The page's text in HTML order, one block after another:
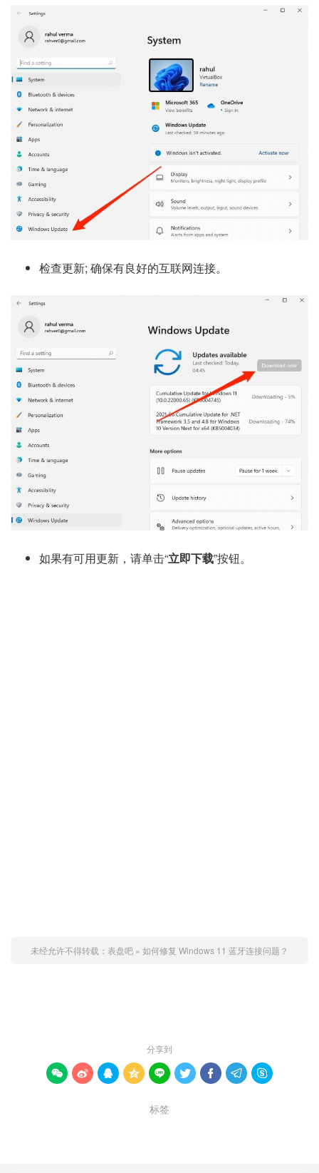
检查更新; 确保有良好的互联网连接。
如果有可用更新，请单击“立即下载”按钮。
未经允许不得转载： 表盘吧 » 如何修复 Windows 11 蓝牙连接问题？
分享到
        
标签